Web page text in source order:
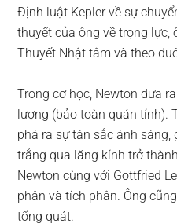
Định luật Kepler về sự
thuyết của ông về trọng lực,
Thuyết Nhật tâm và theo
Trong cơ học, Newton đưa
lượng (bảo toàn quán tính).
phá ra sự tán sắc ánh
trắng qua lăng kính trở
Newton cùng với Gottfried
phân và tích phân. Ông
tổng quát.